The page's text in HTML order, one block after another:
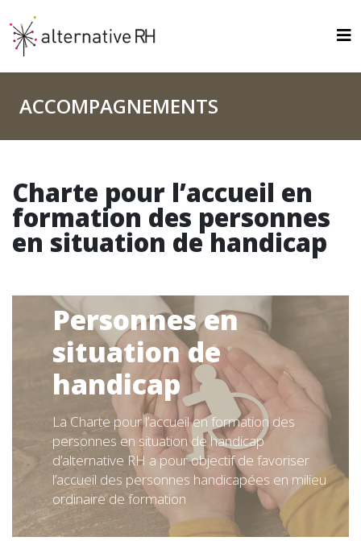
ACCOMPAGNEMENTS
Charte pour l’accueil en
formation des personnes
en situation de handicap
Personnes en
situation de
handicap
La Charte pour l’accueil en formation des
personnes en situation de handicap
d’alternative RH a pour objectif de favoriser
l’accueil des personnes handicapées en milieu
ordinaire de formation